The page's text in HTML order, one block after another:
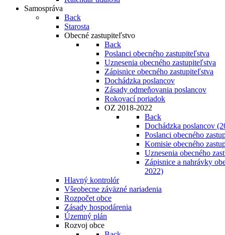
Samospráva
Back
Starosta
Obecné zastupiteľstvo
Back
Poslanci obecného zastupiteľstva
Uznesenia obecného zastupiteľstva
Zápisnice obecného zastupiteľstva
Dochádzka poslancov
Zásady odmeňovania poslancov
Rokovací poriadok
OZ 2018-2022
Back
Dochádzka poslancov
Poslanci obecného
Komisie obecného
Uznesenia obecného
Zápisnice a nahrávky
2022)
Hlavný kontrolór
Všeobecne záväzné nariadenia
Rozpočet obce
Zásady hospodárenia
Územný plán
Rozvoj obce